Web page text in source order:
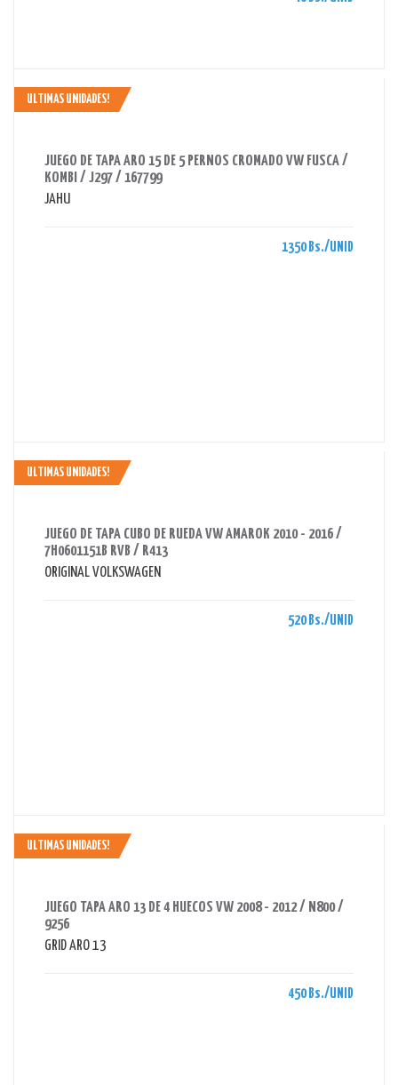
ULTIMAS UNIDADES!
JUEGO DE TAPA ARO 15 DE 5 PERNOS CROMADO VW FUSCA /
KOMBI / J297 / 167799
JAHU
1350 Bs./UNID
ULTIMAS UNIDADES!
JUEGO DE TAPA CUBO DE RUEDA VW AMAROK 2010 - 2016 /
7H0601151B RVB / R413
ORIGINAL VOLKSWAGEN
520 Bs./UNID
ULTIMAS UNIDADES!
JUEGO TAPA ARO 13 DE 4 HUECOS VW 2008 - 2012 / N800 /
9256
GRID ARO 13
450 Bs./UNID